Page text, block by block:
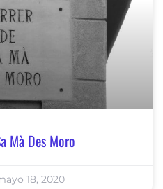
Mà Des Moro
18, 2020